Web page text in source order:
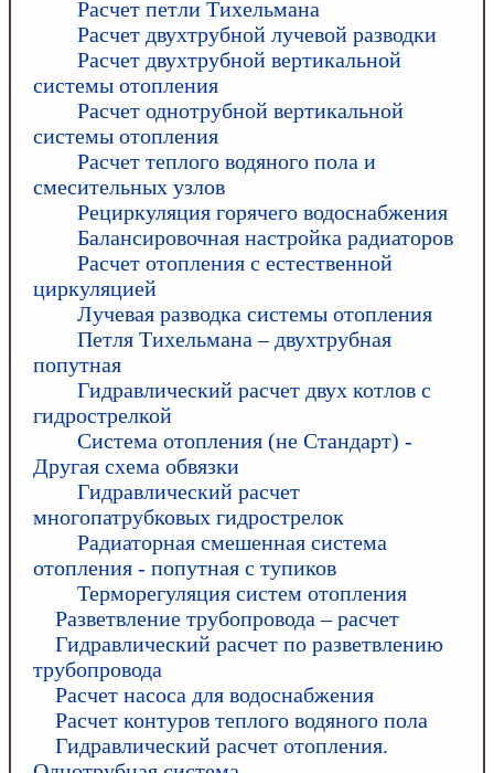
Расчет петли Тихельмана
Расчет двухтрубной лучевой разводки
Расчет двухтрубной вертикальной
системы отопления
Расчет однотрубной вертикальной
системы отопления
Расчет теплого водяного пола и
смесительных узлов
Рециркуляция горячего водоснабжения
Балансировочная настройка радиаторов
Расчет отопления с естественной
циркуляцией
Лучевая разводка системы отопления
Петля Тихельмана – двухтрубная
попутная
Гидравлический расчет двух котлов с
гидрострелкой
Система отопления (не Стандарт) -
Другая схема обвязки
Гидравлический расчет
многопатрубковых гидрострелок
Радиаторная смешенная система
отопления - попутная с тупиков
Терморегуляция систем отопления
Разветвление трубопровода – расчет
Гидравлический расчет по разветвлению
трубопровода
Расчет насоса для водоснабжения
Расчет контуров теплого водяного пола
Гидравлический расчет отопления.